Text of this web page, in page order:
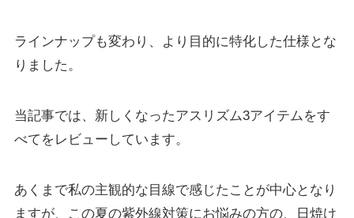
ラインナップも変わり、より目的に特化した仕様とな
りました。
当記事では、新しくなったアスリズム3アイテムをす
べてをレビューしています。
あくまで私の主観的な目線で感じたことが中心となり
ますが、この夏の紫外線対策にお悩みの方の、日焼け